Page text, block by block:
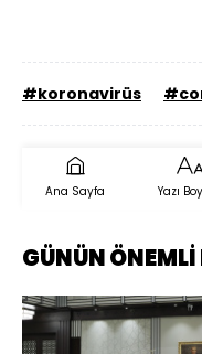
#koronavirüs
Ana Sayfa Yazı
GÜNÜN